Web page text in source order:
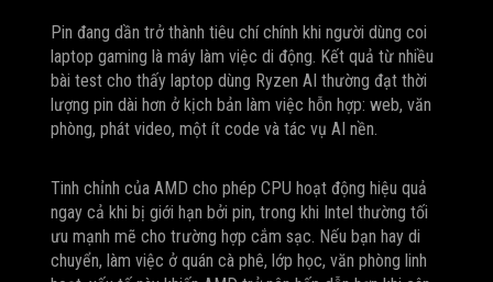
Pin đang dần trở thành tiêu chí chính khi người dùng coi
laptop gaming là máy làm việc di động. Kết quả từ nhiều
bài test cho thấy laptop dùng Ryzen AI thường đạt thời
lượng pin dài hơn ở kịch bản làm việc hỗn hợp: web, văn
phòng, phát video, một ít code và tác vụ AI nền.
Tinh chỉnh của AMD cho phép CPU hoạt động hiệu quả
ngay cả khi bị giới hạn bởi pin, trong khi Intel thường tối
ưu mạnh mẽ cho trường hợp cắm sạc. Nếu bạn hay di
chuyển, làm việc ở quán cà phê, lớp học, văn phòng linh